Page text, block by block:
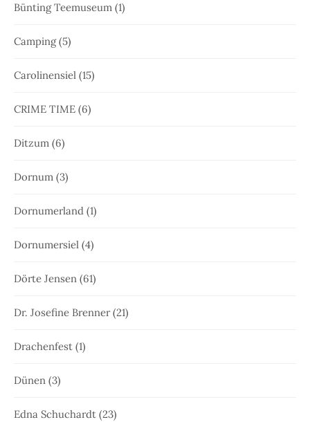
Bünting Teemuseum (1)
Camping(5)
Carolinensiel (15)
CRIME TIME (6)
Ditzum (6)
Dornum (3)
Dornumerland (1)
Dornumersiel (4)
Dörte Jensen (61)
Dr. Josefine Brenner(21)
Drachenfest (1)
Dünen (3)
Edna Schuchardt (23)